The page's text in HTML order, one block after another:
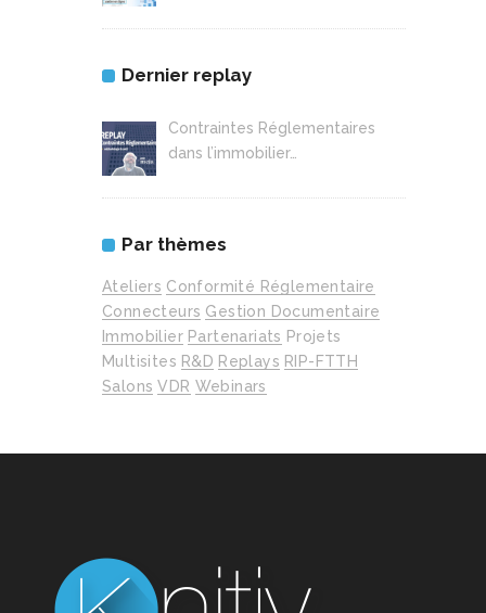
Dernier replay
Contraintes Réglementaires
dans l’immobilier…
Par thèmes
Ateliers Conformité Réglementaire
Connecteurs Gestion Documentaire
Immobilier Partenariats Projets
Multisites R&D Replays RIP-FTTH
Salons VDR Webinars